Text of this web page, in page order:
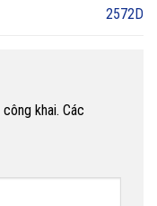
2572D
khai. Các